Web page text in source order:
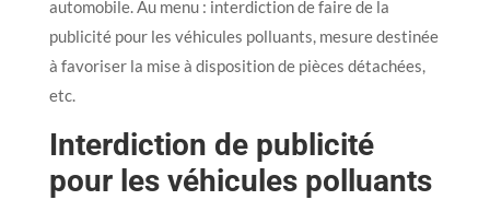
automobile. Au menu : interdiction de faire de la
publicité pour les véhicules polluants, mesure destinée
à favoriser la mise à disposition de pièces détachées,
etc.
Interdiction de publicité
pour les véhicules polluants